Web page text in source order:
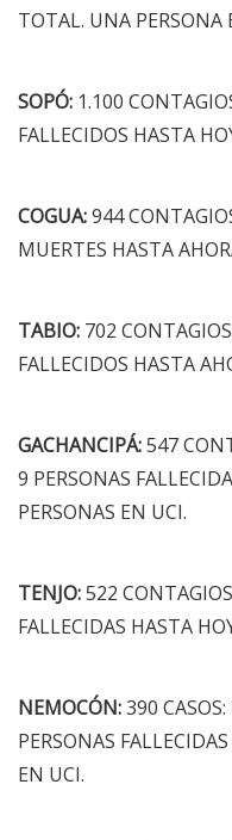
TOTAL. UNA PERSONA
SOPÓ: 1.100
FALLECIDOS HASTA
COGUA:944
MUERTES HASTA
TABIO: 702
FALLECIDOS HASTA
GACHANCIPÁ:547
9 PERSONAS
PERSONAS EN UCI.
TENJO:522
FALLECIDAS HASTA
NEMOCÓN:390
PERSONAS
EN UCI.